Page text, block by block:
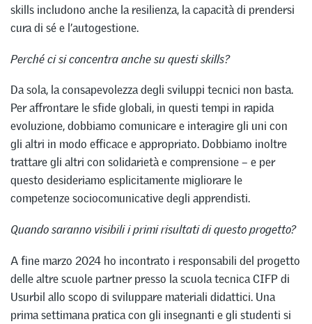
skills includono anche la resilienza, la capacità di prendersi
cura di sé e l’autogestione.
Perché ci si concentra anche su questi skills?
Da sola, la consapevolezza degli sviluppi tecnici non basta.
Per affrontare le sfide globali, in questi tempi in rapida
evoluzione, dobbiamo comunicare e interagire gli uni con
gli altri in modo efficace e appropriato. Dobbiamo inoltre
trattare gli altri con solidarietà e comprensione – e per
questo desideriamo esplicitamente migliorare le
competenze sociocomunicative degli apprendisti.
Quando saranno visibili i primi risultati di questo progetto?
A fine marzo 2024 ho incontrato i responsabili del progetto
delle altre scuole partner presso la scuola tecnica CIFP di
Usurbil allo scopo di sviluppare materiali didattici. Una
prima settimana pratica con gli insegnanti e gli studenti si